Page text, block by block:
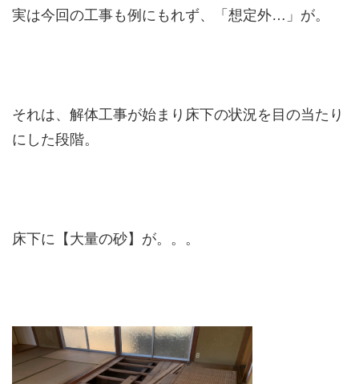
実は今回の工事も例にもれず、「想定外…」が。
それは、解体工事が始まり床下の状況を目の当たり
にした段階。
床下に【大量の砂】が。。。